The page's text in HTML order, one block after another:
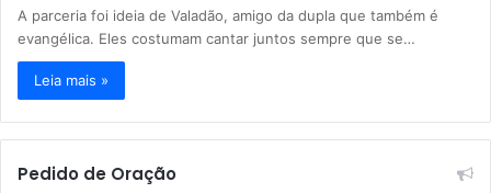
A parceria foi ideia de Valadão, amigo da dupla que também é
evangélica. Eles costumam cantar juntos sempre que se…
Leia mais »
Pedido de Oração